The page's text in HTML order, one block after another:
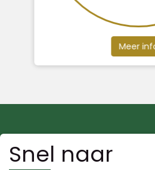
Meer info
Snel naar